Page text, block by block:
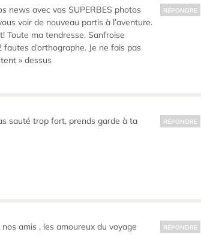
news avec vos SUPERBES photos
voir de nouveau partis à l’aventure.
Toute ma tendresse. Sanfroise
fautes d’orthographe. Je ne fais pas
» dessus
RÉPONDRE
sauté trop fort, prends garde à ta
RÉPONDRE
amis , les amoureux du voyage
RÉPONDRE